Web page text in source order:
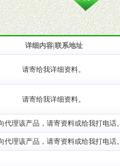
详细内容|联系地址
请寄给我详细资料。
请寄给我详细资料。
代理该产品，请寄资料或给我打电话。
代理该产品，请寄资料或给我打电话。